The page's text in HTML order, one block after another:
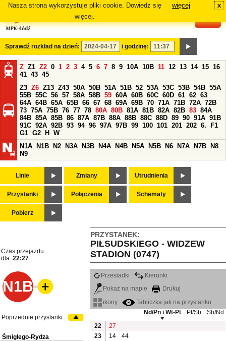
Nasza strona wykorzystuje pliki cookie. Dowiedz się
więcej.
więcej x
Sprawdź rozkład na dzień: i godzinę:
Z Z1 Z2 0 1 2 3 4 5 6 7 8 9 10A 10B 11 12 13 14 15 16
41 43 45
Z3 Z6 Z13 Z43 50A 50B 51A 51B 52 53A 53C 53B 54B 55A
55B 55C 56 57 58A 58B 59 60A 60B 60C 60D 61 62 63
64A 64B 65A 65B 66 67 68 69A 69B 70 71A 71B 72A 72B
73 75A 75B 76 77 78 80A 80B 81A 81B 82A 82B 83 84A
84B 85A 85B 86 87A 87B 88A 88B 88C 88D 89 90 91A 91B
91C 92A 92B 93 94 96 97A 97B 99 100 101 201 202 6.
F1
G1 G2 H
W
N1A
N1B N2 N3A N3B N4A N4B N5A N5B N6 N7A N7B
N8
N9
Linie Zmiany Utrudnienia
Przystanki Połączenia Schematy
Pobierz
PRZYSTANEK:
PIŁSUDSKIEGO - WIDZEW
STADION (0747)
Czas przejazdu
dla: 22:27
N1B
Przesiadki
Kierunki
Pokaż na mapie
Drukuj
ikony
Tabliczka jak na przystanku
Nd/Pn i Wt-Pt
Pt/Sb
Sb/Nd
22
27
23
14
44
Poprzednie przystanki
Śmigłego-Rydza